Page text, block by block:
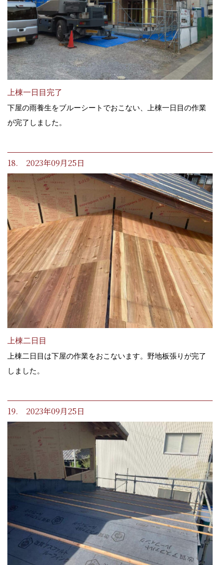
上棟一日目完了
下屋の雨養生をブルーシートでおこない、上棟一日目の作業
が完了しました。
18. 2023年09月25日
上棟二日目
上棟二日目は下屋の作業をおこないます。野地板張りが完了
しました。
19. 2023年09月25日